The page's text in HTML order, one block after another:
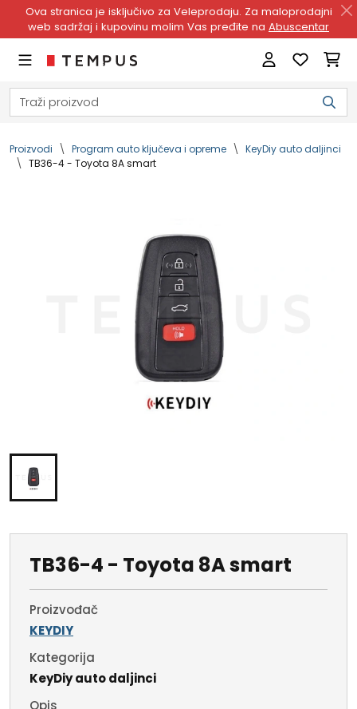
Ova stranica je isključivo za Veleprodaju. Za maloprodajni
web sadržaj i kupovinu molim Vas pređite na Abuscentar
Proizvodi Program auto ključeva i opreme
KeyDiy auto daljinci
TB36-4 - Toyota 8A smart
TB36-4 - Toyota 8A smart
Proizvođač
KEYDIY
Kategorija
KeyDiy auto daljinci